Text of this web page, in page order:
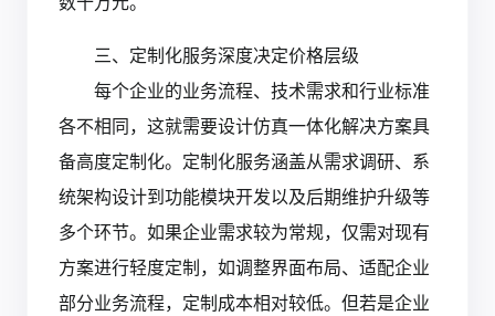
三、定制化服务深度决定价格层级
每个企业的业务流程、技术需求和行业标准
各不相同，这就需要设计仿真一体化解决方案具
备高度定制化。定制化服务涵盖从需求调研、系
统架构设计到功能模块开发以及后期维护升级等
多个环节。如果企业需求较为常规，仅需对现有
方案进行轻度定制，如调整界面布局、适配企业
部分业务流程，定制成本相对较低。但若是企业